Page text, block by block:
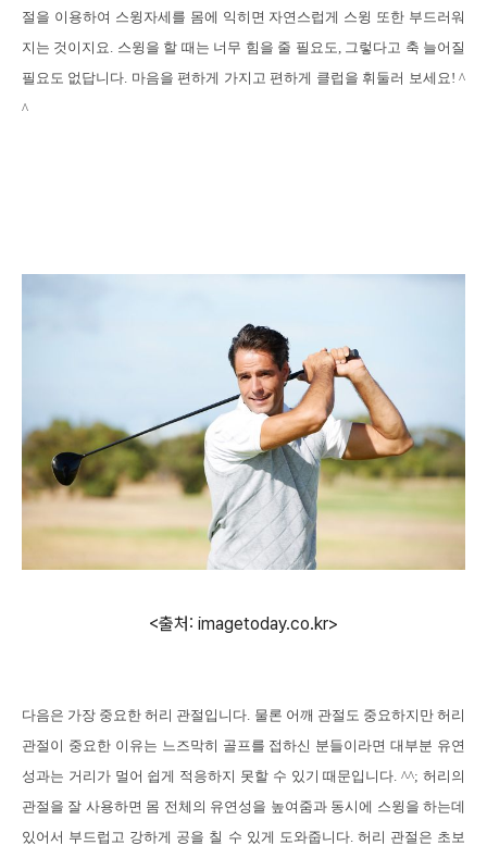
절을 이용하여 스윙자세를 몸에 익히면 자연스럽게 스윙 또한 부드러워
지는 것이지요. 스윙을 할 때는 너무 힘을 줄 필요도, 그렇다고 축 늘어질
필요도 없답니다. 마음을 편하게 가지고 편하게 클럽을 휘둘러 보세요! ^
^
<출처: imagetoday.co.kr>
다음은 가장 중요한 허리 관절입니다. 물론 어깨 관절도 중요하지만 허리
관절이 중요한 이유는 느즈막히 골프를 접하신 분들이라면 대부분 유연
성과는 거리가 멀어 쉽게 적응하지 못할 수 있기 때문입니다. ^^;허리의
관절을 잘 사용하면 몸 전체의 유연성을 높여줌과 동시에 스윙을 하는데
있어서 부드럽고 강하게 공을 칠 수 있게 도와줍니다. 허리 관절은 초보